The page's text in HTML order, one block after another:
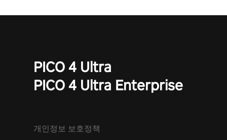
PICO 4 Ultra
PICO 4 Ultra Enterprise
개인정보 보호정책